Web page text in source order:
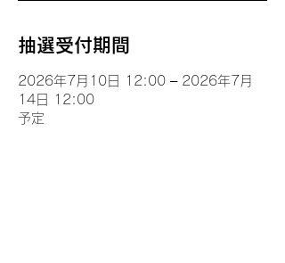
抽選受付期間
2026年7月10日 12:00 – 2026年7月
14日 12:00
予定